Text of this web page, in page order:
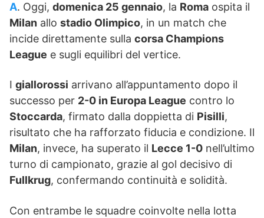
A. Oggi, domenica 25 gennaio, la Roma ospita il
Milan allo stadio Olimpico, in un match che
incide direttamente sulla corsa Champions
League e sugli equilibri del vertice.
I giallorossi arrivano all’appuntamento dopo il
successo per 2-0 in Europa League contro lo
Stoccarda, firmato dalla doppietta di Pisilli,
risultato che ha rafforzato fiducia e condizione. Il
Milan, invece, ha superato il Lecce 1-0 nell’ultimo
turno di campionato, grazie al gol decisivo di
Fullkrug, confermando continuità e solidità.
Con entrambe le squadre coinvolte nella lotta